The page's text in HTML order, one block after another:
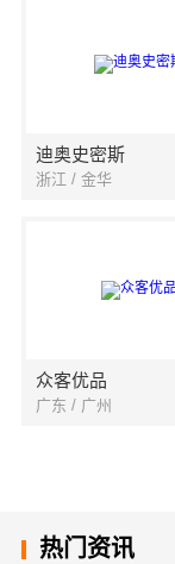
迪奥史密斯
浙江 / 金华
众客优品
广东 / 广州
热门资讯